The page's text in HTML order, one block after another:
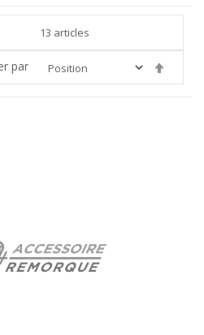
13 articles
par
ordre